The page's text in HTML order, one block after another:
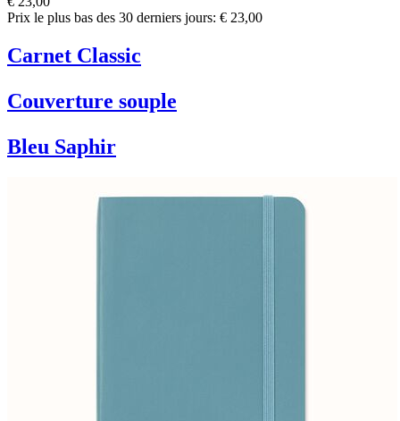
Prix le plus bas des 30 derniers jours: € 23,00
Carnet Classic
Couverture souple
Bleu Saphir